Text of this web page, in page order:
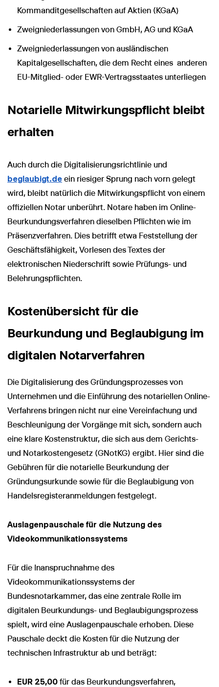
Kommanditgesellschaften auf Aktien (KGaA)
Zweigniederlassungen von GmbH, AG und KGaA
Zweigniederlassungen von ausländischen
Kapitalgesellschaften, die dem Recht eines anderen
EU-Mitglied- oder EWR-Vertragsstaates unterliegen
Notarielle Mitwirkungspflicht bleibt
erhalten
Auch durch die Digitalisierungsrichtlinie und
beglaubigt.de ein riesiger Sprung nach vorn gelegt
wird, bleibt natürlich die Mitwirkungspflicht von einem
offiziellen Notar unberührt. Notare haben im Online-
Beurkundungsverfahren dieselben Pflichten wie im
Präsenzverfahren. Dies betrifft etwa Feststellung der
Geschäftsfähigkeit, Vorlesen des Textes der
elektronischen Niederschrift sowie Prüfungs- und
Belehrungspflichten.
Kostenübersicht für die
Beurkundung und Beglaubigung im
digitalen Notarverfahren
Die Digitalisierung des Gründungsprozesses von
Unternehmen und die Einführung des notariellen Online-
Verfahrens bringen nicht nur eine Vereinfachung und
Beschleunigung der Vorgänge mit sich, sondern auch
eine klare Kostenstruktur, die sich aus dem Gerichts-
und Notarkostengesetz (GNotKG) ergibt. Hier sind die
Gebühren für die notarielle Beurkundung der
Gründungsurkunde sowie für die Beglaubigung von
Handelsregisteranmeldungen festgelegt.
Auslagenpauschale für die Nutzung des
Videokommunikationssystems
Für die Inanspruchnahme des
Videokommunikationssystems der
Bundesnotarkammer, das eine zentrale Rolle im
digitalen Beurkundungs- und Beglaubigungsprozess
spielt, wird eine Auslagenpauschale erhoben. Diese
Pauschale deckt die Kosten für die Nutzung der
technischen Infrastruktur ab und beträgt:
EUR 25,00 für das Beurkundungsverfahren,